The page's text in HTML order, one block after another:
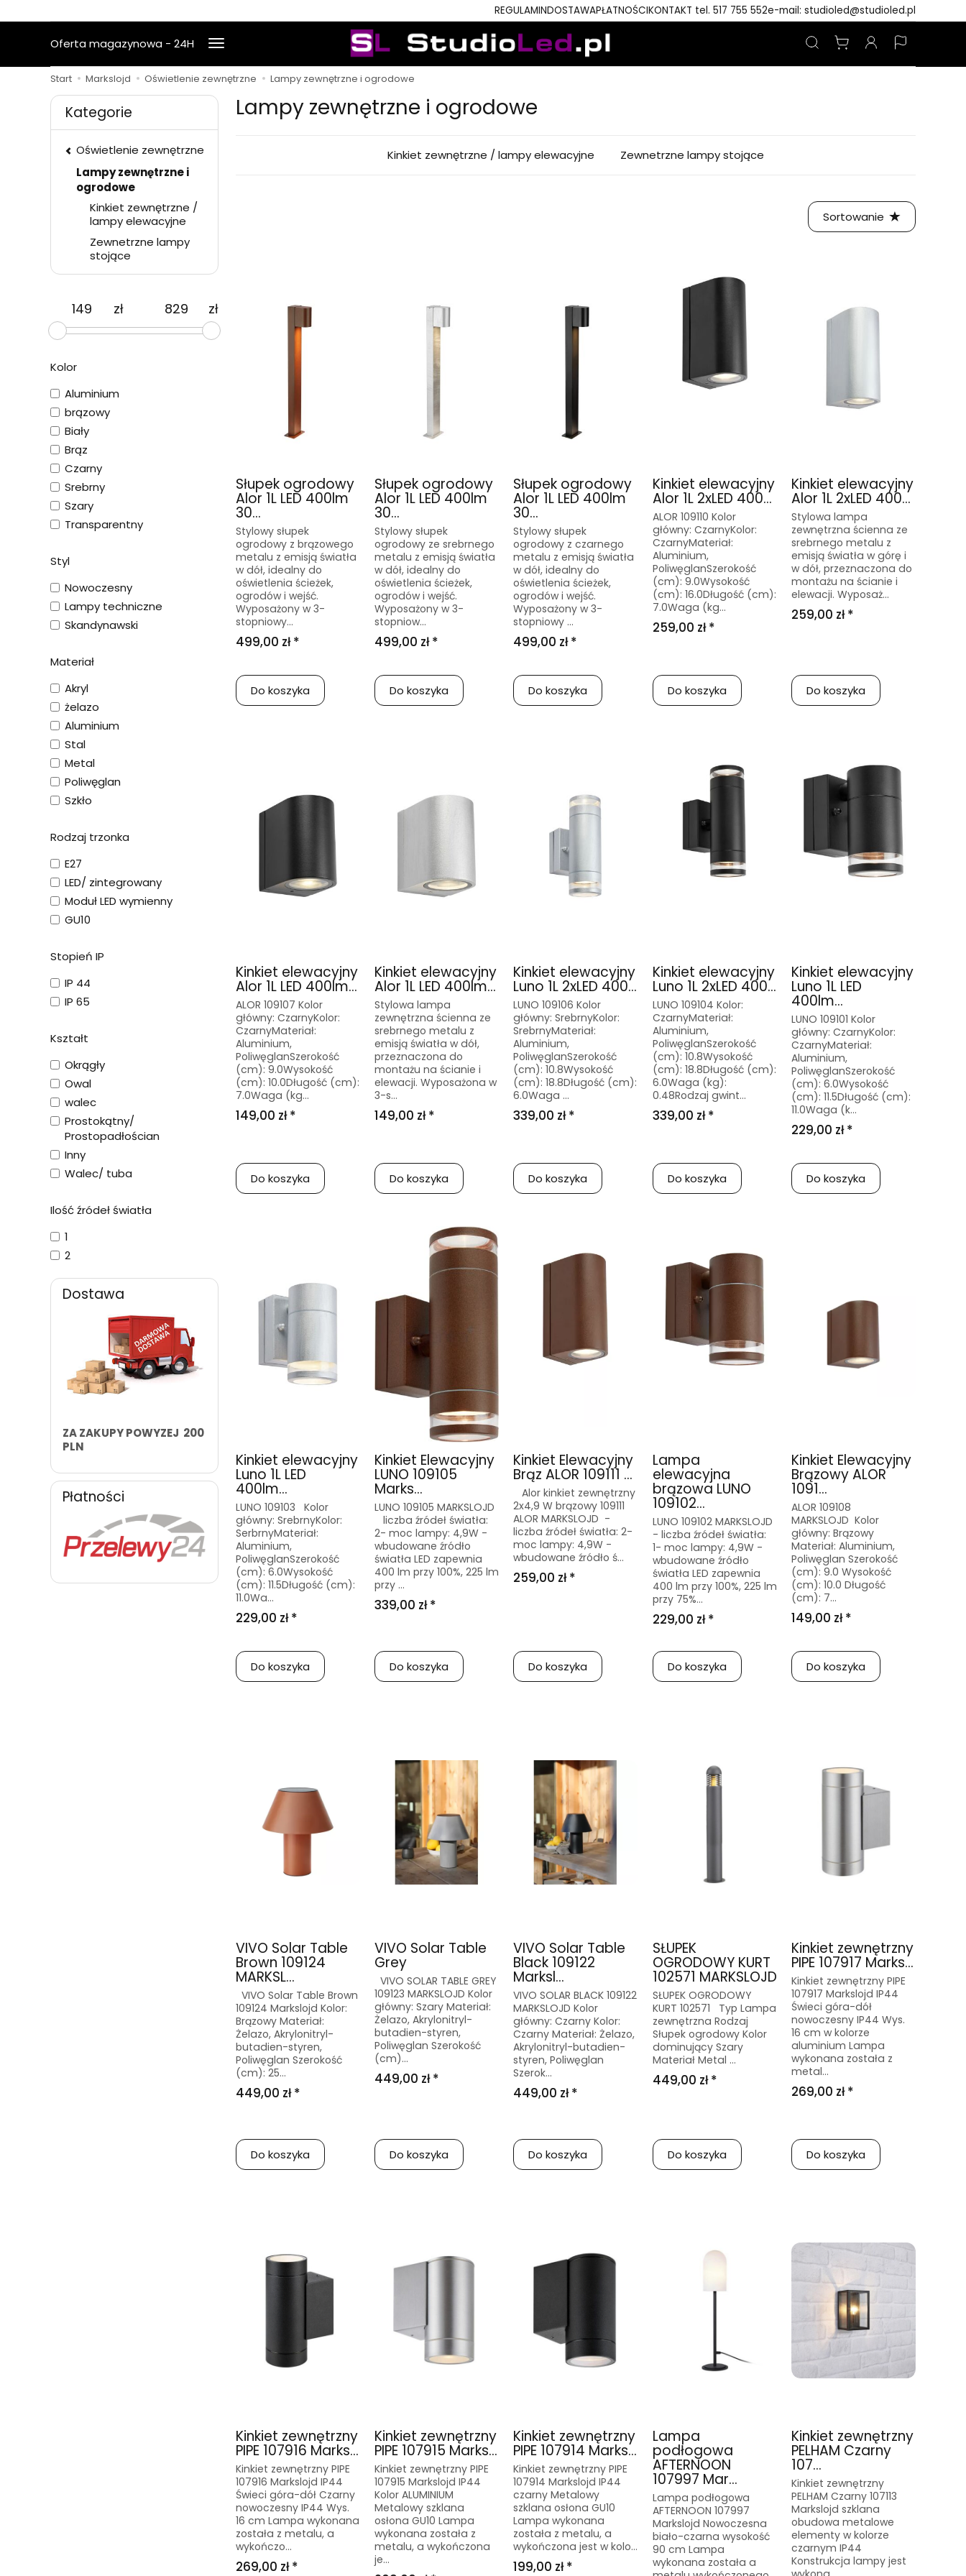
REGULAMINDOSTAWAPŁATNOŚCIKONTAKT tel. 517 755 552e-mail: studioled@studioled.pl
Oferta magazynowa - 24H
Start Markslojd Oświetlenie zewnętrzne Lampy zewnętrzne i ogrodowe
Lampy zewnętrzne i ogrodowe
Kinkiet zewnętrzne / lampy elewacyjne Zewnetrzne lampy stojące
Sortowanie
Słupek ogrodowy
Alor 1L LED 400lm
30...
Stylowy słupek
ogrodowy z brązowego
metalu z emisją światła
w dół, idealny do
oświetlenia ścieżek,
ogrodów i wejść.
Wyposażony w 3-
stopniowy...
499,00 zł *
Do koszyka
Słupek ogrodowy
Alor 1L LED 400lm
30...
Stylowy słupek
ogrodowy ze srebrnego
metalu z emisją światła
w dół, idealny do
oświetlenia ścieżek,
ogrodów i wejść.
Wyposażony w 3-
stopniow...
499,00 zł *
Do koszyka
Słupek ogrodowy
Alor 1L LED 400lm
30...
Stylowy słupek
ogrodowy z czarnego
metalu z emisją światła
w dół, idealny do
oświetlenia ścieżek,
ogrodów i wejść.
Wyposażony w 3-
stopniowy ...
499,00 zł *
Do koszyka
Kinkiet elewacyjny
Alor 1L 2xLED 400...
ALOR 109110 Kolor
główny: CzarnyKolor:
CzarnyMateriał:
Aluminium,
PoliwęglanSzerokość
(cm): 9.0Wysokość
(cm): 16.0Długość (cm):
7.0Waga (kg...
259,00 zł *
Do koszyka
Kinkiet elewacyjny
Alor 1L 2xLED 400...
Stylowa lampa
zewnętrzna ścienna ze
srebrnego metalu z
emisją światła w górę i
w dół, przeznaczona do
montażu na ścianie i
elewacji. Wyposaż...
259,00 zł *
Do koszyka
Kinkiet elewacyjny
Alor 1L LED 400lm...
ALOR 109107 Kolor
główny: CzarnyKolor:
CzarnyMateriał:
Aluminium,
PoliwęglanSzerokość
(cm): 9.0Wysokość
(cm): 10.0Długość (cm):
7.0Waga (kg...
149,00 zł *
Do koszyka
Kinkiet elewacyjny
Alor 1L LED 400lm...
Stylowa lampa
zewnętrzna ścienna ze
srebrnego metalu z
emisją światła w dół,
przeznaczona do
montażu na ścianie i
elewacji. Wyposażona w
3-s...
149,00 zł *
Do koszyka
Kinkiet elewacyjny
Luno 1L 2xLED 400...
LUNO 109106 Kolor
główny: SrebrnyKolor:
SrebrnyMateriał:
Aluminium,
PoliwęglanSzerokość
(cm): 10.8Wysokość
(cm): 18.8Długość (cm):
6.0Waga ...
339,00 zł *
Do koszyka
Kinkiet elewacyjny
Luno 1L 2xLED 400...
LUNO 109104 Kolor:
CzarnyMateriał:
Aluminium,
PoliwęglanSzerokość
(cm): 10.8Wysokość
(cm): 18.8Długość (cm):
6.0Waga (kg):
0.48Rodzaj gwint...
339,00 zł *
Do koszyka
Kinkiet elewacyjny
Luno 1L LED
400lm...
LUNO 109101 Kolor
główny: CzarnyKolor:
CzarnyMateriał:
Aluminium,
PoliwęglanSzerokość
(cm): 6.0Wysokość
(cm): 11.5Długość (cm):
11.0Waga (k...
229,00 zł *
Do koszyka
Kinkiet elewacyjny
Luno 1L LED
400lm...
LUNO 109103 Kolor
główny: SrebrnyKolor:
SerbrnyMateriał:
Aluminium,
PoliwęglanSzerokość
(cm): 6.0Wysokość
(cm): 11.5Długość (cm):
11.0Wa...
229,00 zł *
Do koszyka
Kinkiet Elewacyjny
LUNO 109105
Marks...
LUNO 109105 MARKSLOJD
liczba źródeł światła:
2- moc lampy: 4,9W -
wbudowane źródło
światła LED zapewnia
400 lm przy 100%, 225 lm
przy ...
339,00 zł *
Do koszyka
Kinkiet Elewacyjny
Brąz ALOR 109111 ...
Alor kinkiet zewnętrzny
2x4,9 W brązowy 109111
ALOR MARKSLOJD -
liczba źródeł światła: 2-
moc lampy: 4,9W -
wbudowane źródło ś...
259,00 zł *
Do koszyka
Lampa
elewacyjna
brązowa LUNO
109102...
LUNO 109102 MARKSLOJD
- liczba źródeł światła:
1- moc lampy: 4,9W -
wbudowane źródło
światła LED zapewnia
400 lm przy 100%, 225 lm
przy 75%...
229,00 zł *
Do koszyka
Kinkiet Elewacyjny
Brązowy ALOR
1091...
ALOR 109108
MARKSLOJD Kolor
główny: Brązowy
Materiał: Aluminium,
Poliwęglan Szerokość
(cm): 9.0 Wysokość
(cm): 10.0 Długość
(cm): 7...
149,00 zł *
Do koszyka
VIVO Solar Table
Brown 109124
MARKSL...
VIVO Solar Table Brown
109124 Markslojd Kolor:
Brązowy Materiał:
Żelazo, Akrylonitryl-
butadien-styren,
Poliwęglan Szerokość
(cm): 25...
449,00 zł *
Do koszyka
VIVO Solar Table
Grey
VIVO SOLAR TABLE GREY
109123 MARKSLOJD Kolor
główny: Szary Materiał:
Żelazo, Akrylonitryl-
butadien-styren,
Poliwęglan Szerokość
(cm)...
449,00 zł *
Do koszyka
VIVO Solar Table
Black 109122
Marksl...
VIVO SOLAR BLACK 109122
MARKSLOJD Kolor
główny: Czarny Kolor:
Czarny Materiał: Żelazo,
Akrylonitryl-butadien-
styren, Poliwęglan
Szerok...
449,00 zł *
Do koszyka
SŁUPEK
OGRODOWY KURT
102571 MARKSLOJD
SŁUPEK OGRODOWY
KURT 102571 Typ Lampa
zewnętrzna Rodzaj
Słupek ogrodowy Kolor
dominujący Szary
Materiał Metal ...
449,00 zł *
Do koszyka
Kinkiet zewnętrzny
PIPE 107917 Marks...
Kinkiet zewnętrzny PIPE
107917 Markslojd IP44
Świeci góra-dół
nowoczesny IP44 Wys.
16 cm w kolorze
aluminium Lampa
wykonana została z
metal...
269,00 zł *
Do koszyka
Kinkiet zewnętrzny
PIPE 107916 Marks...
Kinkiet zewnętrzny PIPE
107916 Markslojd IP44
Świeci góra-dół Czarny
nowoczesny IP44 Wys.
16 cm Lampa wykonana
została z metalu, a
wykończo...
269,00 zł *
Kinkiet zewnętrzny
PIPE 107915 Marks...
Kinkiet zewnętrzny PIPE
107915 Markslojd IP44
Kolor ALUMINIUM
Metalowy szklana
osłona GU10 Lampa
wykonana została z
metalu, a wykończona
je...
Kinkiet zewnętrzny
PIPE 107914 Marks...
Kinkiet zewnętrzny PIPE
107914 Markslojd IP44
czarny Metalowy
szklana osłona GU10
Lampa wykonana
została z metalu, a
wykończona jest w kolo...
199,00 zł *
Lampa
podłogowa
AFTERNOON
107997 Mar...
Lampa podłogowa
AFTERNOON 107997
Markslojd Nowoczesna
biało-czarna wysokość
90 cm Lampa
wykonana została a
Kinkiet zewnętrzny
PELHAM Czarny
107...
Kinkiet zewnętrzny
PELHAM Czarny 107113
Markslojd szklana
obudowa metalowe
elementy w kolorze
czarnym IP44
Konstrukcja lampy jest
Kategorie
Oświetlenie zewnętrzne
Lampy zewnętrzne i
ogrodowe
Kinkiet zewnętrzne /
lampy elewacyjne
Zewnetrzne lampy
stojące
zł zł
Kolor
Aluminium
brązowy
Biały
Brąz
Czarny
Srebrny
Szary
Transparentny
Styl
Nowoczesny
Lampy techniczne
Skandynawski
Materiał
Akryl
żelazo
Aluminium
Stal
Metal
Poliwęglan
Szkło
Rodzaj trzonka
E27
LED/ zintegrowany
Moduł LED wymienny
GU10
Stopień IP
IP 44
IP 65
Kształt
Okrągły
Owal
walec
Prostokątny/
Prostopadłościan
Inny
Walec/ tuba
Ilość źródeł światła
1
2
Dostawa
ZA ZAKUPY POWYZEJ 200
PLN
Płatności